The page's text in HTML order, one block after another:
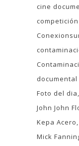
cine
Foto del dia
John John
Kepa Acero
Mick